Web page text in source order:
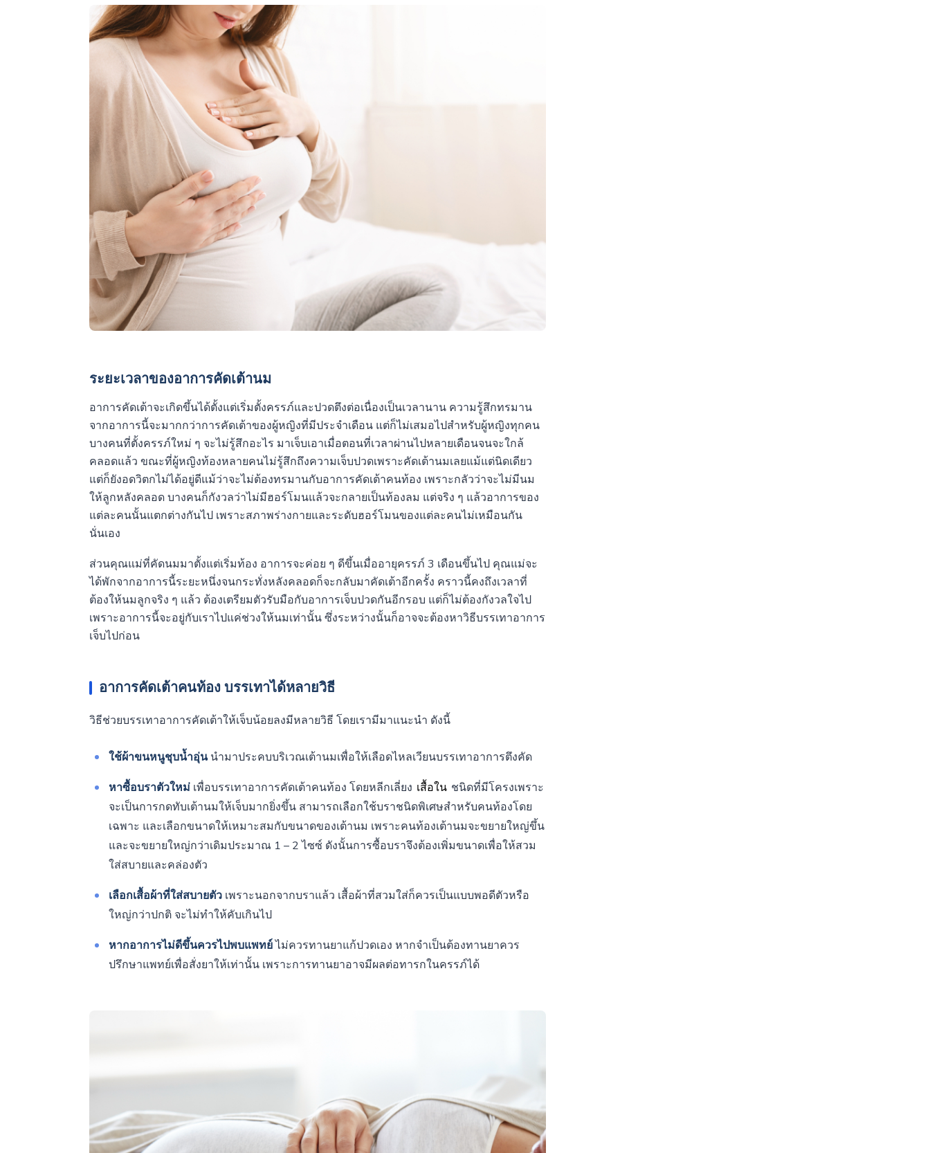
ระยะเวลาของอาการคัดเต้านม
อาการคัดเต้าจะเกิดขึ้นได้ตั้งแต่เริ่มตั้งครรภ์และปวดตึงต่อเนื่องเป็นเวลานาน ความรู้สึกทรมาน
จากอาการนี้จะมากกว่าการคัดเต้าของผู้หญิงที่มีประจำเดือน แต่ก็ไม่เสมอไปสำหรับผู้หญิงทุกคน
บางคนที่ตั้งครรภ์ใหม่ ๆ จะไม่รู้สึกอะไร มาเจ็บเอาเมื่อตอนที่เวลาผ่านไปหลายเดือนจนจะใกล้
คลอดแล้ว ขณะที่ผู้หญิงท้องหลายคนไม่รู้สึกถึงความเจ็บปวดเพราะคัดเต้านมเลยแม้แต่นิดเดียว
แต่ก็ยังอดวิตกไม่ได้อยู่ดีแม้ว่าจะไม่ต้องทรมานกับอาการคัดเต้าคนท้อง เพราะกลัวว่าจะไม่มีนม
ให้ลูกหลังคลอด บางคนก็กังวลว่าไม่มีฮอร์โมนแล้วจะกลายเป็นท้องลม แต่จริง ๆ แล้วอาการของ
แต่ละคนนั้นแตกต่างกันไป เพราะสภาพร่างกายและระดับฮอร์โมนของแต่ละคนไม่เหมือนกัน
นั่นเอง
ส่วนคุณแม่ที่คัดนมมาตั้งแต่เริ่มท้อง อาการจะค่อย ๆ ดีขึ้นเมื่ออายุครรภ์ 3 เดือนขึ้นไป คุณแม่จะ
ได้พักจากอาการนี้ระยะหนึ่งจนกระทั่งหลังคลอดก็จะกลับมาคัดเต้าอีกครั้ง คราวนี้คงถึงเวลาที่
ต้องให้นมลูกจริง ๆ แล้ว ต้องเตรียมตัวรับมือกับอาการเจ็บปวดกันอีกรอบ แต่ก็ไม่ต้องกังวลใจไป
เพราะอาการนี้จะอยู่กับเราไปแค่ช่วงให้นมเท่านั้น ซึ่งระหว่างนั้นก็อาจจะต้องหาวิธีบรรเทาอาการ
เจ็บไปก่อน
อาการคัดเต้าคนท้อง บรรเทาได้หลายวิธี
วิธีช่วยบรรเทาอาการคัดเต้าให้เจ็บน้อยลงมีหลายวิธี โดยเรามีมาแนะนำ ดังนี้
ใช้ผ้าขนหนูชุบน้ำอุ่นนำมาประคบบริเวณเต้านมเพื่อให้เลือดไหลเวียนบรรเทาอาการตึงคัด
หาซื้อบราตัวใหม่เพื่อบรรเทาอาการคัดเต้าคนท้อง โดยหลีกเลี่ยง เสื้อใน ชนิดที่มีโครงเพราะ
จะเป็นการกดทับเต้านมให้เจ็บมากยิ่งขึ้น สามารถเลือกใช้บราชนิดพิเศษสำหรับคนท้องโดย
เฉพาะ และเลือกขนาดให้เหมาะสมกับขนาดของเต้านม เพราะคนท้องเต้านมจะขยายใหญ่ขึ้น
และจะขยายใหญ่กว่าเดิมประมาณ 1 – 2 ไซซ์ ดังนั้นการซื้อบราจึงต้องเพิ่มขนาดเพื่อให้สวม
ใส่สบายและคล่องตัว
เลือกเสื้อผ้าที่ใส่สบายตัวเพราะนอกจากบราแล้ว เสื้อผ้าที่สวมใส่ก็ควรเป็นแบบพอดีตัวหรือ
ใหญ่กว่าปกติ จะไม่ทำให้คับเกินไป
หากอาการไม่ดีขึ้นควรไปพบแพทย์ไม่ควรทานยาแก้ปวดเอง หากจำเป็นต้องทานยาควร
ปรึกษาแพทย์เพื่อสั่งยาให้เท่านั้น เพราะการทานยาอาจมีผลต่อทารกในครรภ์ได้